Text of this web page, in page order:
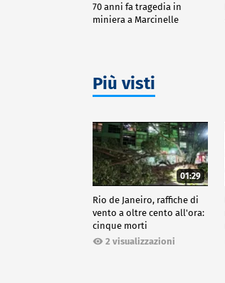
70 anni fa tragedia in
miniera a Marcinelle
Più visti
01:29
Rio de Janeiro, raffiche di
vento a oltre cento all'ora:
cinque morti
2 visualizzazioni